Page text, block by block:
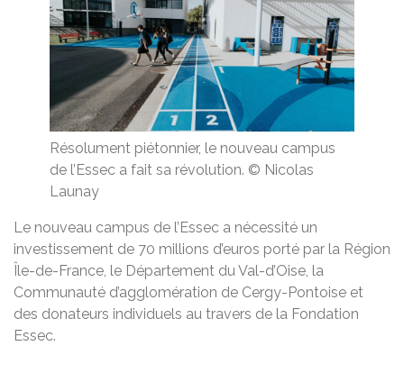
Résolument piétonnier, le nouveau campus
de l’Essec a fait sa révolution. © Nicolas
Launay
Le nouveau campus de l’Essec a nécessité un
investissement de 70 millions d’euros porté par la Région
Île-de-France, le Département du Val-d’Oise, la
Communauté d’agglomération de Cergy-Pontoise et
des donateurs individuels au travers de la Fondation
Essec.